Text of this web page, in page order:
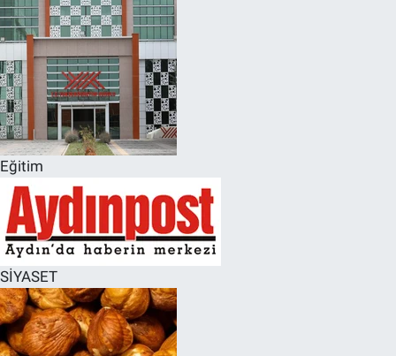
Eğitim
SİYASET